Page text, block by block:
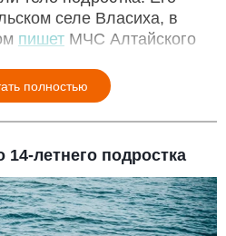
селе Власиха, в
пишет МЧС Алтайского
полностью
летнего подростка